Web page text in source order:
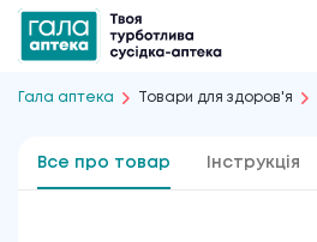
Гала аптека Товари для здоров'я
Все про товар Інструкція